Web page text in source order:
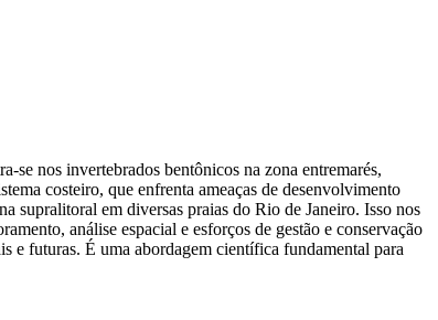
se nos invertebrados bentônicos na zona entremarés,
costeiro, que enfrenta ameaças de desenvolvimento
supralitoral em diversas praias do Rio de Janeiro. Isso nos
análise espacial e esforços de gestão e conservação
e futuras. É uma abordagem científica fundamental para